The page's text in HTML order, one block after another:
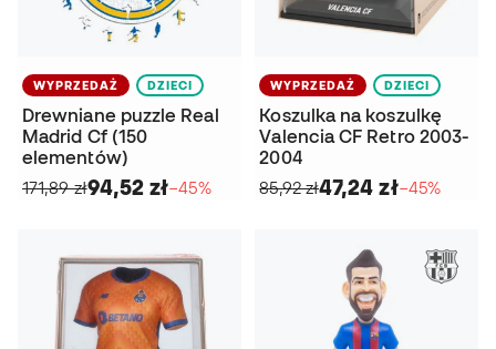
WYPRZEDAŻ DZIECI
Drewniane puzzle Real
Madrid Cf (150
elementów)
171,89 zł94,52 zł−45%
WYPRZEDAŻ DZIECI
Koszulka na koszulkę
Valencia CF Retro 2003-
2004
85,92 zł47,24 zł−45%